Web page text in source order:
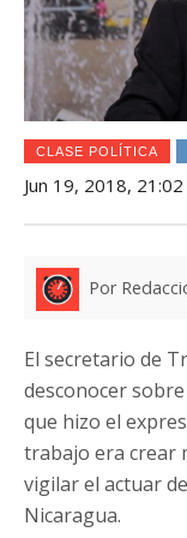
CLASE POLÍTICA
Jun 19, 2018,
Por
El secretario de
desconocer
que hizo el
trabajo era crear
vigilar el actuar
Nicaragua.